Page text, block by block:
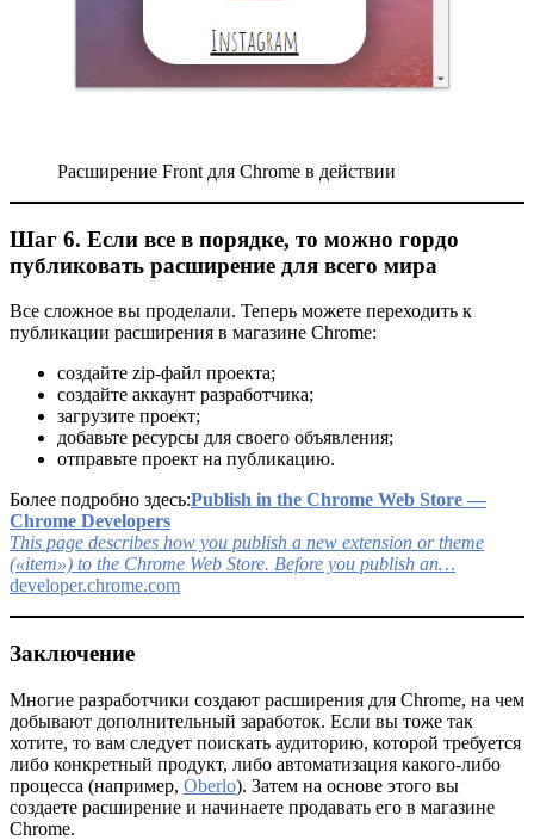
Расширение Front для Chrome в действии
Шаг 6. Если все в порядке, то можно гордо
публиковать расширение для всего мира
Все сложное вы проделали. Теперь можете переходить к
публикации расширения в магазине Chrome:
создайте zip-файл проекта;
создайте аккаунт разработчика;
загрузите проект;
добавьте ресурсы для своего объявления;
отправьте проект на публикацию.
Более подробно здесь:Publish in the Chrome Web Store —
Chrome Developers
This page describes how you publish a new extension or theme
(«item») to the Chrome Web Store. Before you publish an…
developer.chrome.com
Заключение
Многие разработчики создают расширения для Chrome, на чем
добывают дополнительный заработок. Если вы тоже так
хотите, то вам следует поискать аудиторию, которой требуется
либо конкретный продукт, либо автоматизация какого-либо
процесса (например, Oberlo). Затем на основе этого вы
создаете расширение и начинаете продавать его в магазине
Chrome.